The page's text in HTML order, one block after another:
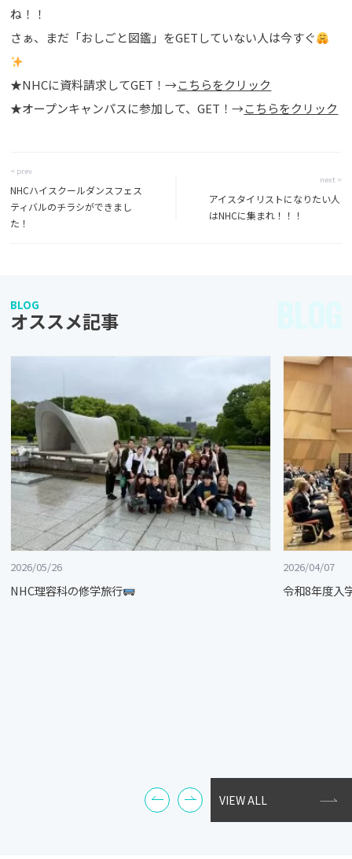
ね！！
さぁ、まだ「おしごと図鑑」をGETしていない人は今すぐ
★NHCに資料請求してGET！→こちらをクリック
★オープンキャンパスに参加して、GET！→こちらをクリック
< prev
NHCハイスクールダンスフェス
ティバルのチラシができまし
た！
next >
アイスタイリストになりたい人
はNHCに集まれ！！！
BLOG
オススメ記事
2026/05/26
NHC理容科の修学旅行
2026/04/07
令和8年度入
VIEW ALL